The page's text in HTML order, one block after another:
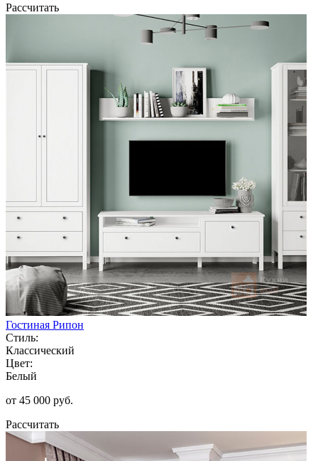
Рассчитать
Гостиная Рипон
Стиль:
Классический
Цвет:
Белый
от 45 000 руб.
Рассчитать